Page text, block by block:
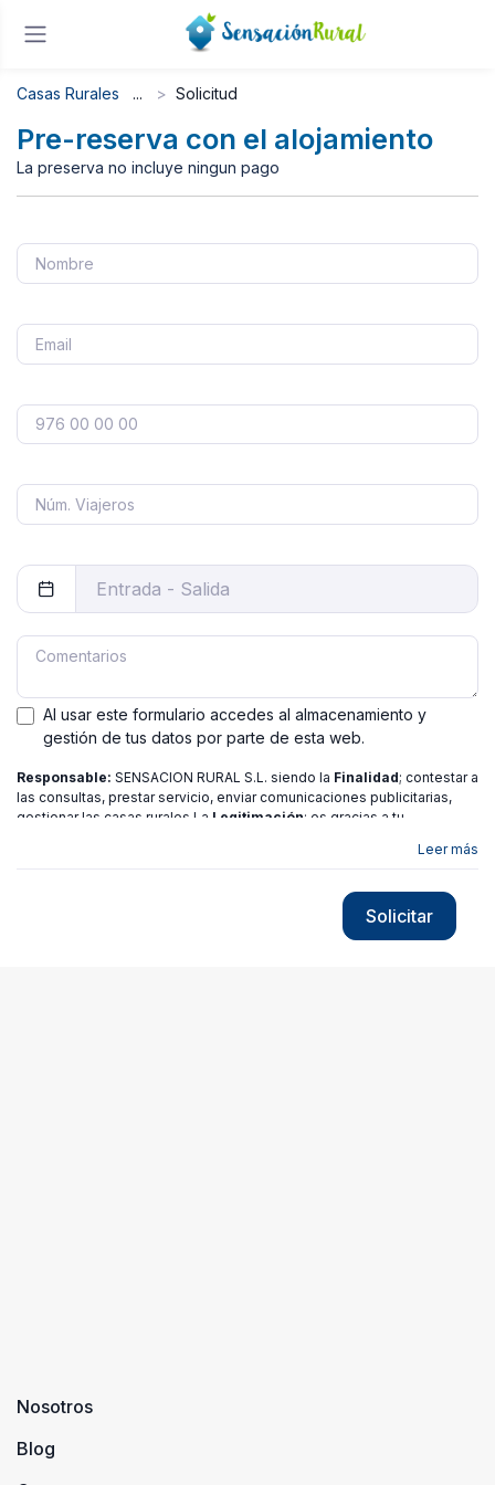
Casas Rurales Solicitud
Pre-reserva con el alojamiento
La preserva no incluye ningun pago
Al usar este formulario accedes al almacenamiento y
gestión de tus datos por parte de esta web.
Responsable: SENSACION RURAL S.L. siendo la Finalidad; contestar a
las consultas, prestar servicio, enviar comunicaciones publicitarias,
gestionar las casas rurales La Legitimación; es gracias a tu
de Acceso,
política de privacidad
Leer más
Solicitar
Nosotros
Blog